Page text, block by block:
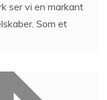
ser vi en markant
Som et